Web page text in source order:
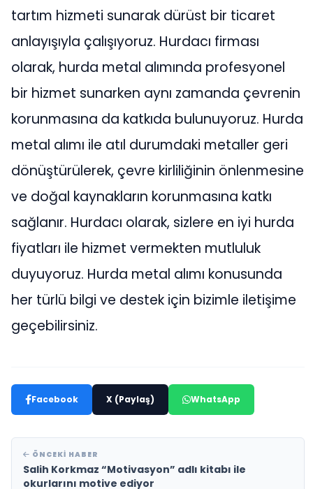
tartım hizmeti sunarak dürüst bir ticaret
anlayışıyla çalışıyoruz. Hurdacı firması
olarak, hurda metal alımında profesyonel
bir hizmet sunarken aynı zamanda çevrenin
korunmasına da katkıda bulunuyoruz. Hurda
metal alımı ile atıl durumdaki metaller geri
dönüştürülerek, çevre kirliliğinin önlenmesine
ve doğal kaynakların korunmasına katkı
sağlanır. Hurdacı olarak, sizlere en iyi hurda
fiyatları ile hizmet vermekten mutluluk
duyuyoruz. Hurda metal alımı konusunda
her türlü bilgi ve destek için bizimle iletişime
geçebilirsiniz.
Facebook X (Paylaş) WhatsApp
ÖNCEKI HABER
Salih Korkmaz “Motivasyon” adlı kitabı ile
okurlarını motive ediyor